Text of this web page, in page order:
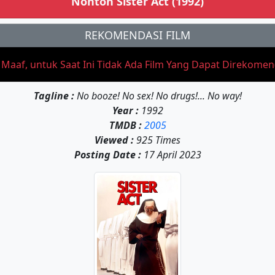
REKOMENDASI FILM
untuk Saat Ini Tidak Ada Film Yang Dapat
Tagline :No booze! No sex! No drugs!... No way!
Year :1992
TMDB : 2005
Viewed :925 Times
Posting Date :17 April 2023